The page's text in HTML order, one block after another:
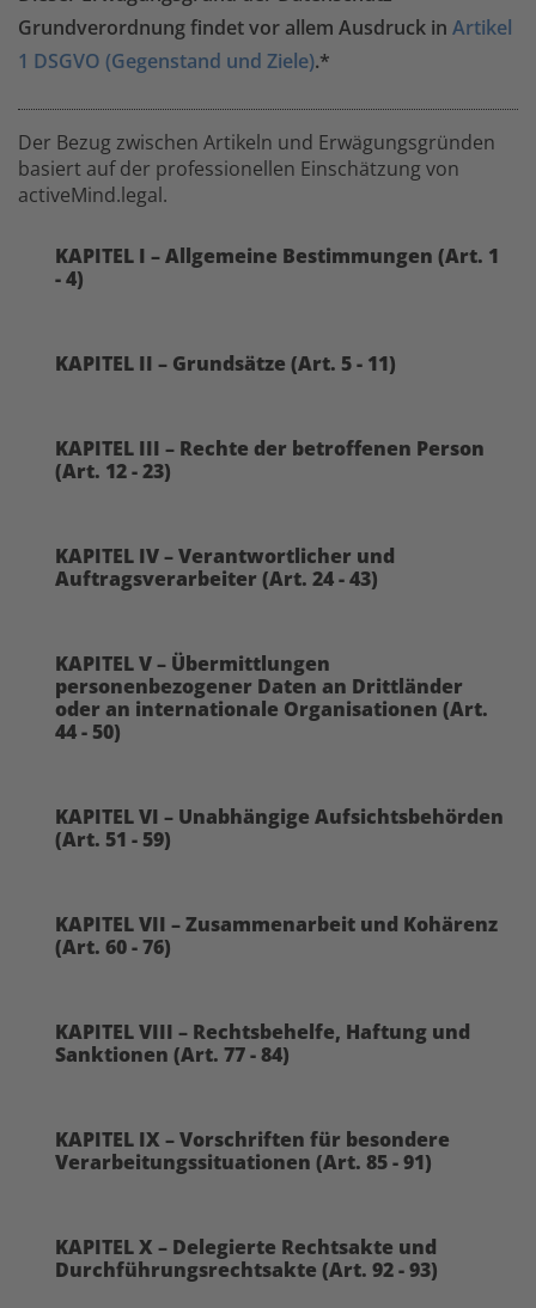
Grundverordnung findet vor allem Ausdruck in Artikel
1 DSGVO (Gegenstand und Ziele).*
Der Bezug zwischen Artikeln und Erwägungsgründen
basiert auf der professionellen Einschätzung von
activeMind.legal.
KAPITEL I – Allgemeine Bestimmungen (Art. 1
- 4)
KAPITEL II – Grundsätze (Art. 5 - 11)
KAPITEL III – Rechte der betroffenen Person
(Art. 12 - 23)
KAPITEL IV – Verantwortlicher und
Auftragsverarbeiter (Art. 24 - 43)
KAPITEL V – Übermittlungen
personenbezogener Daten an Drittländer
oder an internationale Organisationen (Art.
44 - 50)
KAPITEL VI – Unabhängige Aufsichtsbehörden
(Art. 51 - 59)
KAPITEL VII – Zusammenarbeit und Kohärenz
(Art. 60 - 76)
KAPITEL VIII – Rechtsbehelfe, Haftung und
Sanktionen (Art. 77 - 84)
KAPITEL IX – Vorschriften für besondere
Verarbeitungssituationen (Art. 85 - 91)
KAPITEL X – Delegierte Rechtsakte und
Durchführungsrechtsakte (Art. 92 - 93)